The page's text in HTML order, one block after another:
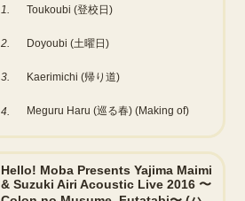
1. Toukoubi (登校日)
2. Doyoubi (土曜日)
3. Kaerimichi (帰り道)
4. Meguru Haru (巡る春) (Making of)
Hello! Moba Presents Yajima Maimi
& Suzuki Airi Acoustic Live 2016 〜